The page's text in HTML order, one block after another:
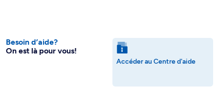
Besoin d’aide?
On est là pour vous!
Accéder au Centre d'aide